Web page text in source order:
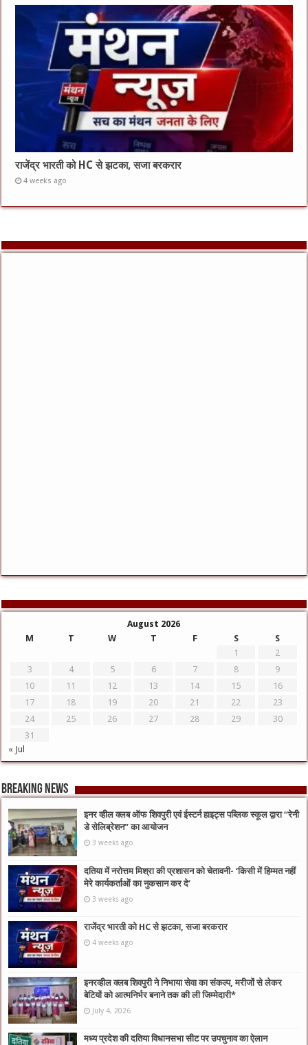
राजेंद्र भारती को HC से झटका, सजा बरकरार
4 weeks ago
August 2026
M
T W T F S
S
1
2
3
4 5 6 7 8
9
10
11 12 13 14 15
16
17
18 19 20 21 22
23
24
25 26 27 28 29
30
31
« Jul
Breaking News
इनर व्हील क्लब ऑफ शिवपुरी एवं ईस्टर्न हाइट्स पब्लिक स्कूल द्वारा “रेनी
डे सेलिब्रेशन” का आयोजन
3 weeks ago
दतिया में नरोत्तम मिश्रा की प्रशासन को चेतावनी- ‘किसी में हिम्मत नहीं
मेरे कार्यकर्ताओं का नुकसान कर दे’
3 weeks ago
राजेंद्र भारती को HC से झटका, सजा बरकरार
4 weeks ago
इनरव्हील क्लब शिवपुरी ने निभाया सेवा का संकल्प, मरीजों से लेकर
बेटियों को आत्मनिर्भर बनाने तक की ली जिम्मेदारी*
July 4, 2026
मध्य प्रदेश की दतिया विधानसभा सीट पर उपचुनाव का ऐलान